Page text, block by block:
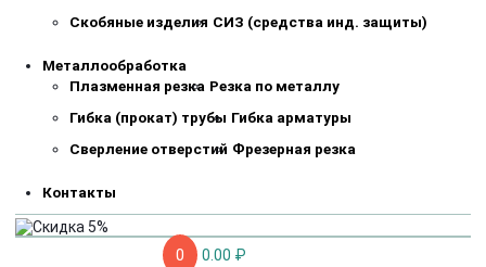
Скобяные изделия СИЗ (средства инд. защиты)
Металлообработка
Плазменная резка Резка по металлу
Гибка (прокат) трубы Гибка арматуры
Сверление отверстий Фрезерная резка
Контакты
0 0.00 ₽